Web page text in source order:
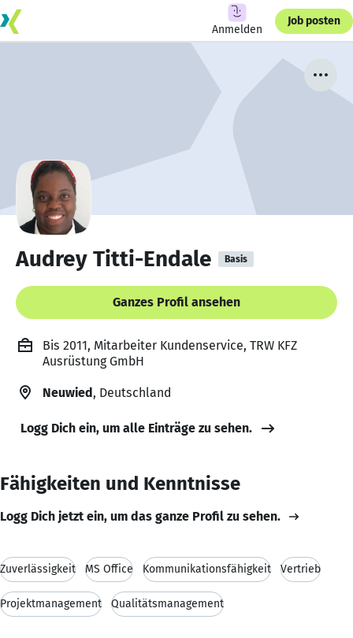
Anmelden
Job posten
Audrey Titti-Endale Basis
Ganzes Profil ansehen
Bis 2011, Mitarbeiter Kundenservice, TRW KFZ
Ausrüstung GmbH
Neuwied, Deutschland
Logg Dich ein, um alle Einträge zu sehen.
Fähigkeiten und Kenntnisse
Logg Dich jetzt ein, um das ganze Profil zu sehen.
Zuverlässigkeit MS Office Kommunikationsfähigkeit Vertrieb
Projektmanagement Qualitätsmanagement